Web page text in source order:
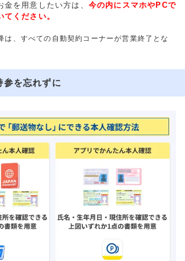
を用意したい方は、 今の内にスマホやPCで
ください。
、すべての自動契約コーナーが営業終了とな
参を忘れずに